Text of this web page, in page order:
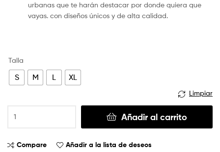
urbanas que te harán destacar por donde quiera que
vayas. con diseños únicos y de alta calidad.
Talla
S M L XL
Limpiar
Añadir al carrito
Compare Añadir a la lista de deseos